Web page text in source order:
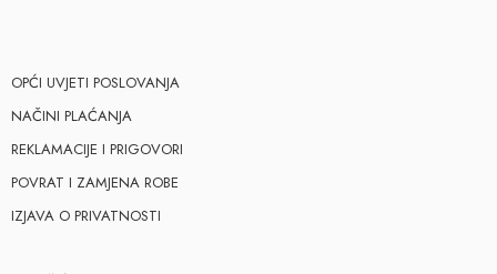
OPĆI UVJETI POSLOVANJA
NAČINI PLAĆANJA
REKLAMACIJE I PRIGOVORI
POVRAT I ZAMJENA ROBE
IZJAVA O PRIVATNOSTI